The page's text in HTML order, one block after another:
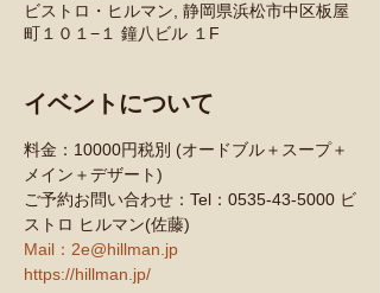
ビストロ・ヒルマン, 静岡県浜松市中区板屋
町１０１−１ 鐘八ビル １F
イベントについて
料金：10000円税別 (オードブル＋スープ＋
メイン＋デザート)
ご予約お問い合わせ：Tel：0535-43-5000 ビ
ストロ ヒルマン(佐藤)
Mail：2e@hillman.jp
https://hillman.jp/